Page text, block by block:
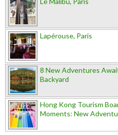
Lapérouse, Paris
8 New Adventures
Backyard
Hong Kong Tourism
Moments: New